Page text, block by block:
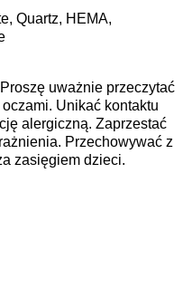
Quartz, HEMA,
uważnie przeczytać
Unikać kontaktu
alergiczną. Zaprzestać
Przechowywać z
zasięgiem dzieci.